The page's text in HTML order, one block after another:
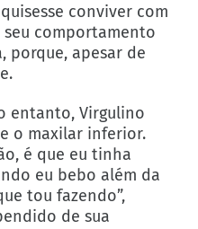
conviver com
comportamento
porque, apesar de
entanto, Virgulino
o maxilar inferior.
é que eu tinha
eu bebo além da
tou fazendo”,
de sua